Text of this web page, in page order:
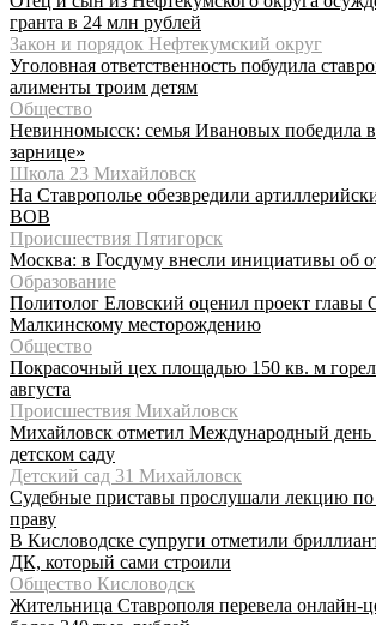
гранта в 24 млн рублей
Закон и порядок Нефтекумский округ
Уголовная ответственность побудила
алименты троим детям
Общество
Невинномысск: семья Ивановых победила
зарнице»
Школа 23 Михайловск
На Ставрополье обезвредили
ВОВ
Происшествия Пятигорск
Москва: в Госдуму внесли инициативы об
Образование
Политолог Еловский оценил проект главы
Малкинскому месторождению
Общество
Покрасочный цех площадью 150 кв. м
августа
Происшествия Михайловск
Михайловск отметил Международный день
детском саду
Детский сад 31 Михайловск
Судебные приставы прослушали лекцию по
праву
В Кисловодске супруги отметили
ДК, который сами строили
Общество Кисловодск
Жительница Ставрополя перевела онлайн-